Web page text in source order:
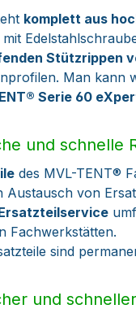
komplett aus
Stützrippen
Man kann
Serie 60
und schnelle
des MVL-TENT®
Austausch von
Fachwerkstätten.
sind
und